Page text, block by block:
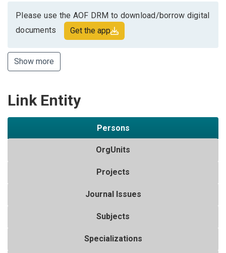
Please use the AOF DRM to download/borrow digital
documents
Get the app
Show more
Link Entity
Persons
OrgUnits
Projects
Journal Issues
Subjects
Specializations